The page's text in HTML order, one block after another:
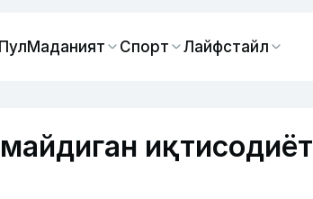
ПулМаданият Спорт Лайфстайл
иқтисодиёт